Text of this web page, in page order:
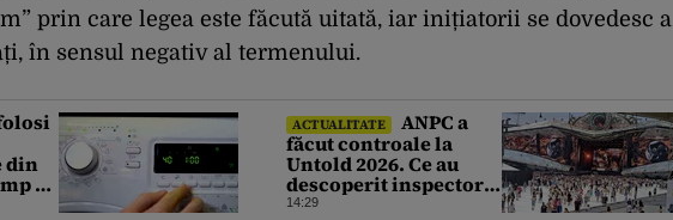
prin care legea este făcută uitată, iar inițiatorii se dovedesc a
în sensul negativ al termenului.
din
de
a
ACTUALITATE
ANPC a
făcut controale la
Untold 2026. Ce au
descoperit inspectorii
după ce au verificat 54
14:29